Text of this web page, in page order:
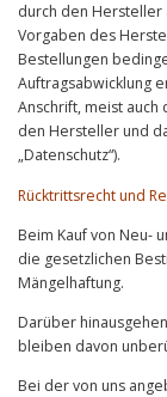
durch den Hersteller
Vorgaben des
Bestellungen
Auftragsabwicklung
Anschrift, meist
den Hersteller und
„Datenschutz“).
Rücktrittsrecht und
Beim Kauf von Neu-
die gesetzlichen
Mängelhaftung.
Darüber
bleiben davon
Bei der von uns